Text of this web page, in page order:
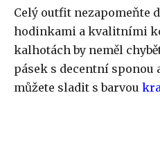
Celý outfit nezapomeňte
hodinkami a kvalitními
kalhotách by neměl
pásek s decentní sponou
můžete sladit s barvou